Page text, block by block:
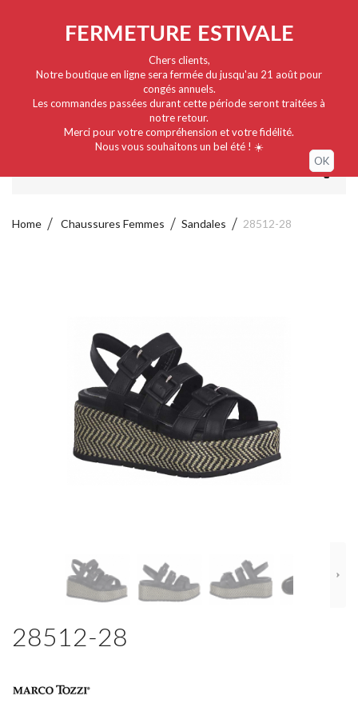
FERMETURE ESTIVALE
Chers clients,
Notre boutique en ligne sera fermée du jusqu'au 21 août pour
congés annuels.
Les commandes passées durant cette période seront traitées à
notre retour.
Merci pour votre compréhension et votre fidélité.
Nous vous souhaitons un bel été ! ☀️
OK
Home Chaussures Femmes Sandales 28512-28
28512-28